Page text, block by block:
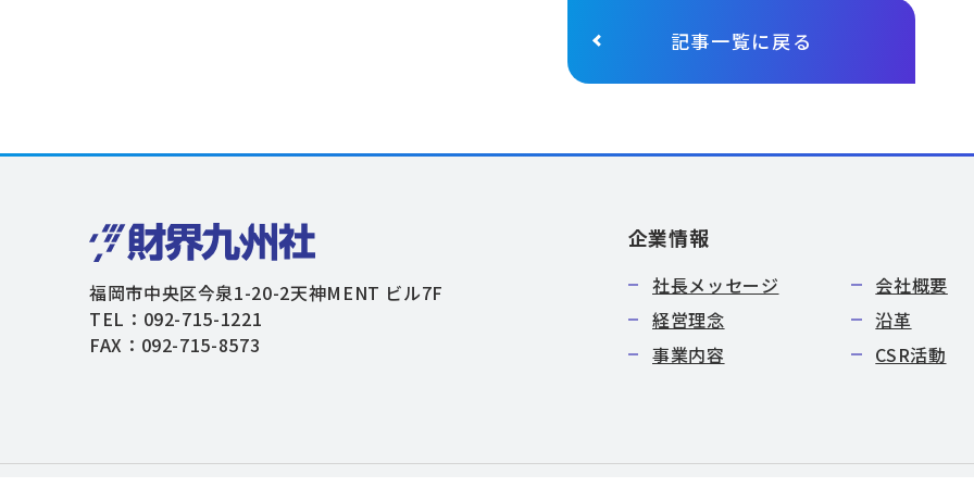
記事一覧に戻る
福岡市中央区今泉1-20-2天神MENT ビル7F
TEL：092-715-1221
FAX：092-715-8573
企業情報
社長メッセージ
会社概要
経営理念
沿革
事業内容
CSR活動